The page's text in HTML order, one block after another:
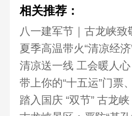
八一建军节｜古龙峡
的人
夏季高温带火“清凉经
清凉送一线 工会暖人
清凉慰问
带上你的“十五运”门票
踏入国庆 “双节” 古龙
相关推荐：